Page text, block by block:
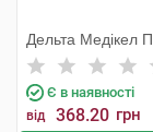
Дельта Медікел
Є в наявності
від 368.20 грн